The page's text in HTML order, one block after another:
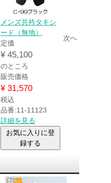
メンズ共衿タキシ
ード（無地）
定価
¥ 45,100
のところ
販売価格
¥ 31,570
税込
品番:11-11123
詳細を見る
お気に入りに登
録する
次へ